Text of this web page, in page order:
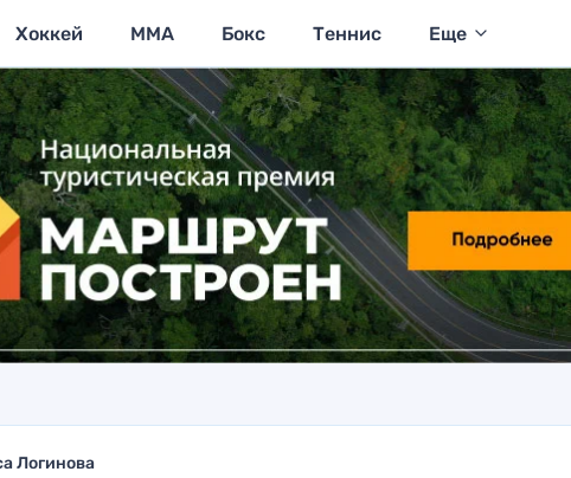
Хоккей MMA Бокс Теннис Еще
Логинова